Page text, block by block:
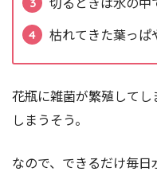
枯れてきた葉っぱ
花瓶に雑菌が繁殖して
しまうそう。
なので、できるだけ毎日